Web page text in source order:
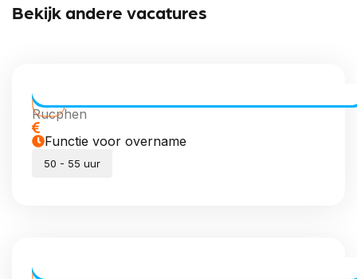
Bekijk andere vacatures
CE Chauffeur Allround | Vaste Routes
Rucphen
Functie voor overname
50 - 55 uur
CE Chauffeur dagdiensten